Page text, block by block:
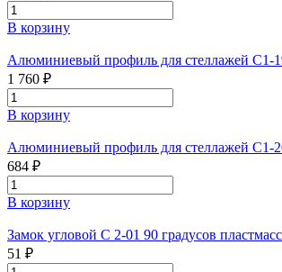
В корзину
Алюминиевый профиль для стеллажей С1-
1 760 ₽
В корзину
Алюминиевый профиль для стеллажей С1-
684 ₽
В корзину
Замок угловой С 2-01 90 градусов
51 ₽